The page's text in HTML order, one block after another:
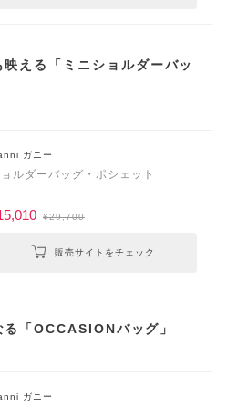
える「ミニショルダーバッ
ガニー
ルダーバッグ・ポシェット
¥29,700
販売サイトをチェック
「OCCASIONバッグ」
ガニー